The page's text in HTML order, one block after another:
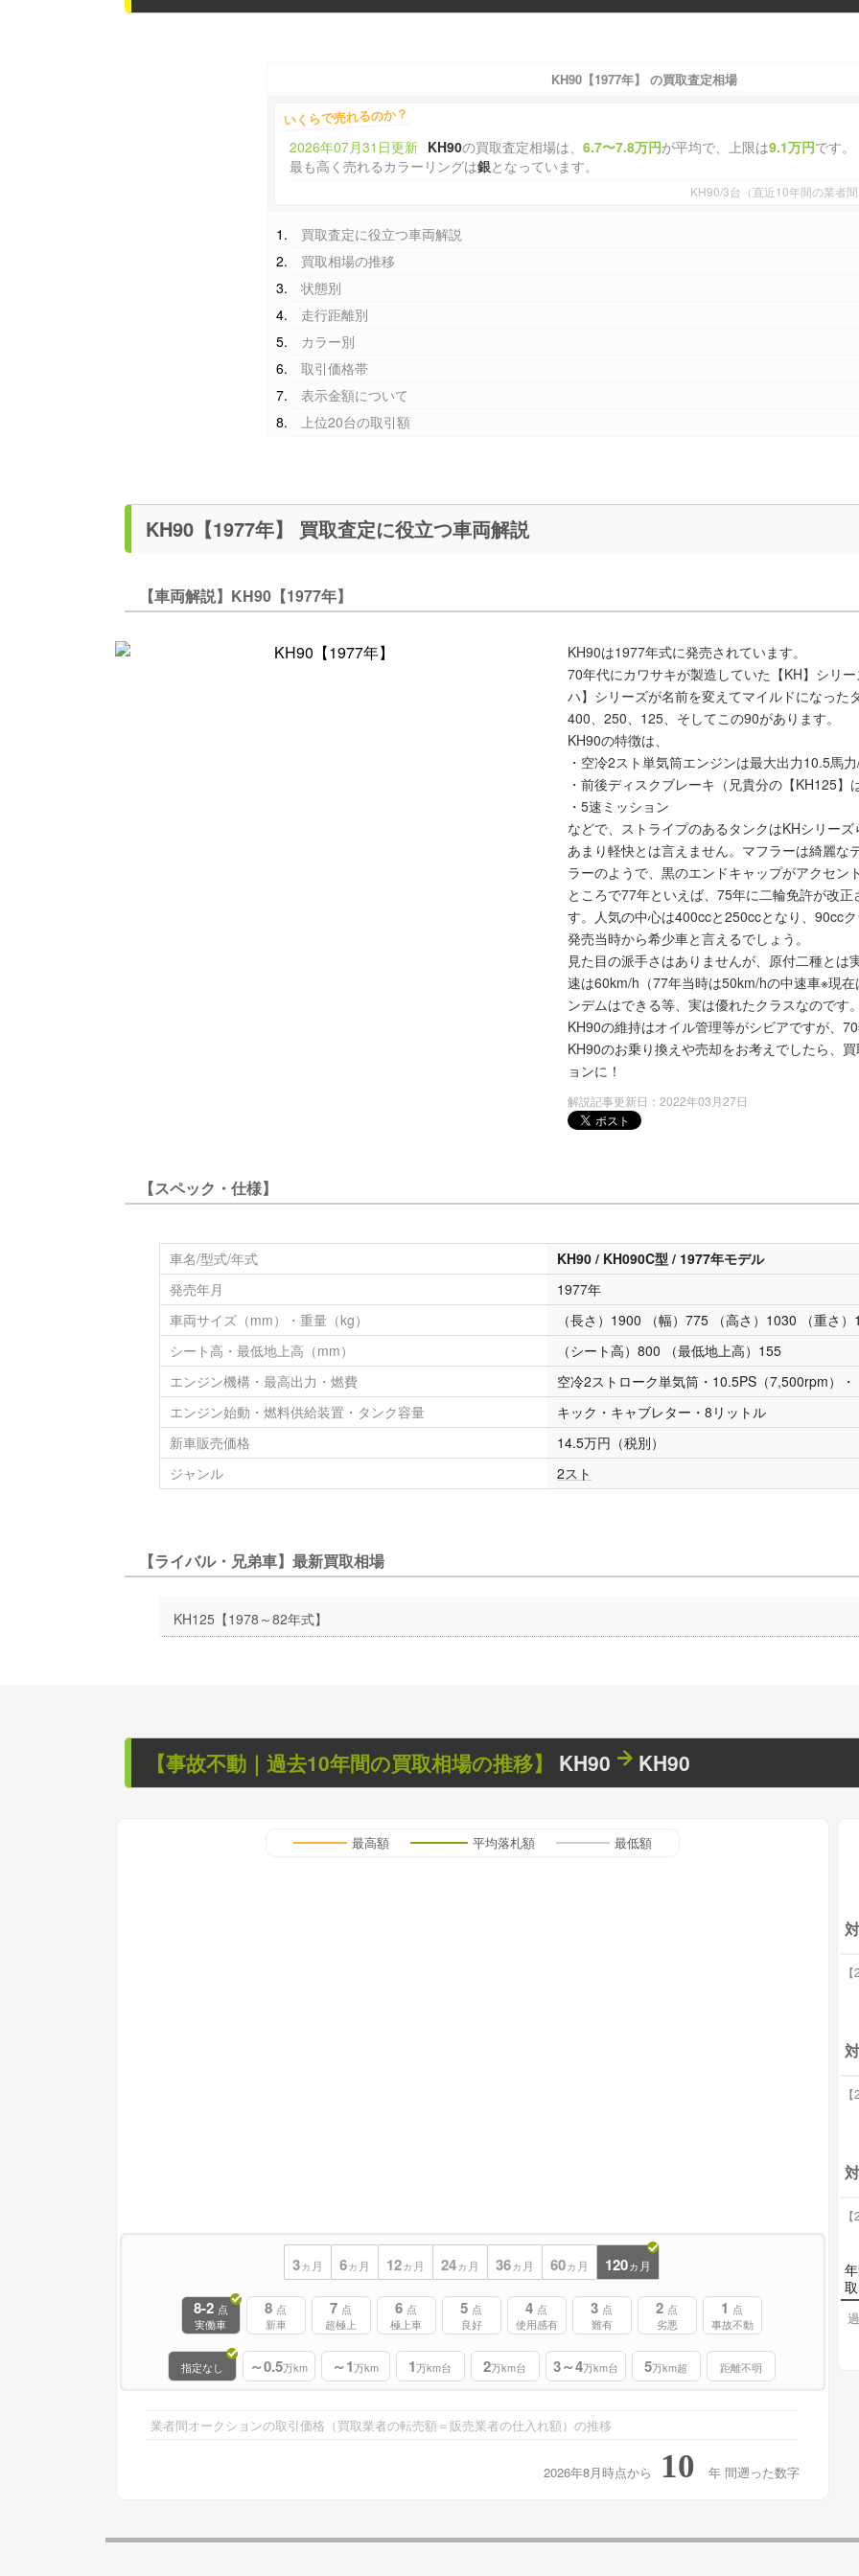
KH90【1977年】 の買取査定相場
いくらで売れるのか？
2026年07月31日更新 KH90の買取査定相場は、6.7〜7.8万円が平均で、上限は9.1万円です。
最も高く売れるカラーリングは銀となっています。
KH90/3台（直近10年間の業者
買取査定に役立つ車両解説
買取相場の推移
状態別
走行距離別
カラー別
取引価格帯
表示金額について
上位20台の取引額
KH90【1977年】 買取査定に役立つ車両解説
【車両解説】KH90【1977年】
KH90は1977年式に発売されています。
70年代にカワサキが製造していた【KH】シリ
ハ】シリーズが名前を変えてマイルドになった
400、250、125、そしてこの90があります。
KH90の特徴は、
・空冷2スト単気筒エンジンは最大出力10.5馬
・前後ディスクブレーキ（兄貴分の【KH125】
・5速ミッション
などで、ストライプのあるタンクはKHシリー
あまり軽快とは言えません。マフラーは綺麗な
ラーのようで、黒のエンドキャップがアクセン
ところで77年といえば、75年に二輪免許が改
す。人気の中心は400ccと250ccとなり、90cc
発売当時から希少車と言えるでしょう。
見た目の派手さはありませんが、原付二種と
速は60km/h（77年当時は50km/hの中速車※現
ンデムはできる等、実は優れたクラスなのです。
KH90の維持はオイル管理等がシビアですが、
KH90のお乗り換えや売却をお考えでしたら、
ョンに！
解説記事更新日：2022年03月27日
【スペック・仕様】
車名/型式/年式
KH90 / KH090C型 / 1977年モデル
発売年月
1977年
車両サイズ（mm）・重量（kg）
（長さ）1900 （幅）775 （高さ）1030 （重さ）
シート高・最低地上高（mm）
（シート高）800 （最低地上高）155
エンジン機構・最高出力・燃費
空冷2ストローク単気筒・10.5PS（7,500rpm）
エンジン始動・燃料供給装置・タンク容量
キック・キャブレター・8リットル
新車販売価格
14.5万円（税別）
ジャンル
2スト
【ライバル・兄弟車】最新買取相場
KH125【1978～82年式】
【事故不動｜過去10年間の買取相場の推移】 KH90 KH90
最高額 平均落札額 最低額
3ヵ月 6ヵ月 12ヵ月 24ヵ月 36ヵ月 60ヵ月 120ヵ月
8-2 点
実働車
8 点
新車
7 点
超極上
6 点
極上車
5 点
良好
4 点
使用感有
3 点
難有
2 点
劣悪
1 点
事故不動
指定なし ～0.5万km ～1万km 1万km台 2万km台 3～4万km台 5万km超 距離不明
業者間オークションの取引価格（買取業者の転売額＝販売業者の仕入れ額）の推移
2026年8月時点から 10 年 間遡った数字